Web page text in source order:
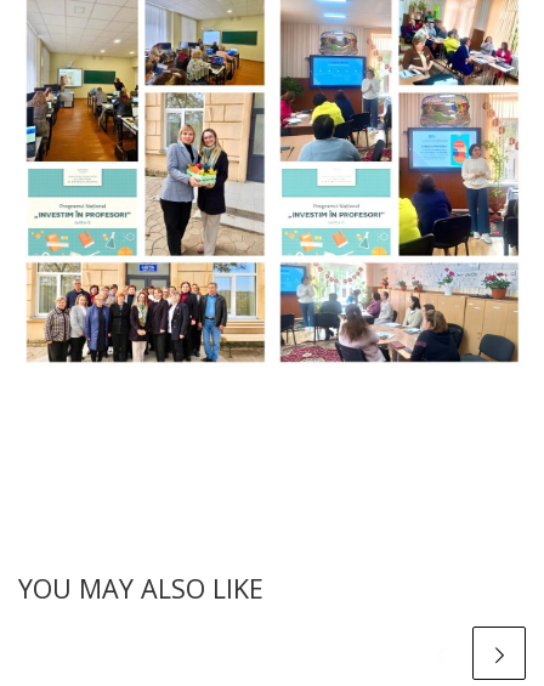
YOU MAY ALSO LIKE